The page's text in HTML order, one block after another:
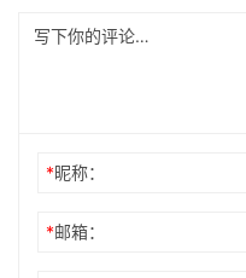
*昵称：
*邮箱：